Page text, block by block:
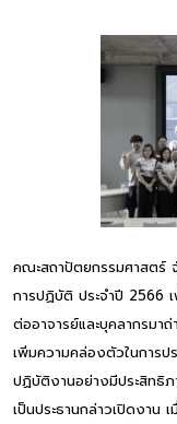
คณะสถาปัตยกรรมศาสตร์
การปฏิบัติ ประจำปี 2566
ต่ออาจารย์และบุคลากรมา
เพิ่มความคล่องตัวในการปร
ปฏิบัติงานอย่างมีประสิทธิ
เป็นประธานกล่าวเปิดงา